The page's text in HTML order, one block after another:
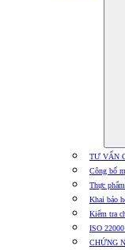
TƯ VẤN
Công bố
Thực
Khai báo
Kiểm tra
ISO
CHỨNG